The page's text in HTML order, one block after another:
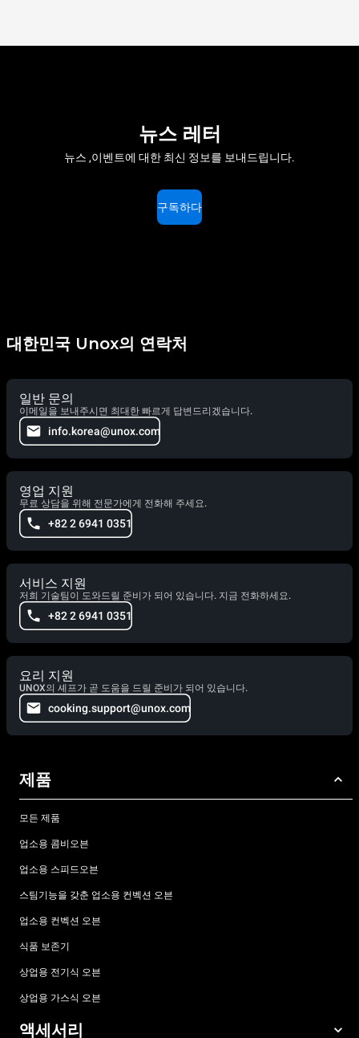
뉴스 레터
뉴스 ,이벤트에 대한 최신 정보를 보내드립니다.
구독하다
대한민국 Unox의 연락처
일반 문의
이메일을 보내주시면 최대한 빠르게 답변드리겠습니다.
info.korea@unox.com
영업 지원
무료 상담을 위해 전문가에게 전화해 주세요.
+82 2 6941 0351
서비스 지원
저희 기술팀이 도와드릴 준비가 되어 있습니다. 지금 전화하세요.
+82 2 6941 0351
요리 지원
UNOX의 셰프가 곧 도움을 드릴 준비가 되어 있습니다.
cooking.support@unox.com
제품
모든 제품
업소용 콤비오븐
업소용 스피드오븐
스팀기능을 갖춘 업소용 컨벡션 오븐
업소용 컨벡션 오븐
식품 보존기
상업용 전기식 오븐
상업용 가스식 오븐
액세서리